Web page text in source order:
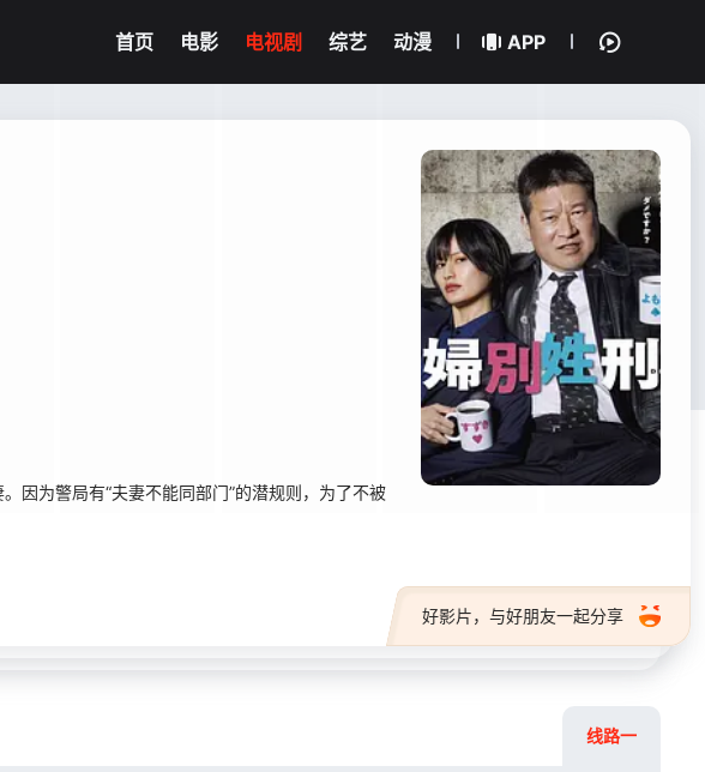
首页 电影 电视剧 综艺 动漫 APP
因为警局有“夫妻不能同部门”的潜规则，为了不被
好影片，与好朋友一起分享
线路一